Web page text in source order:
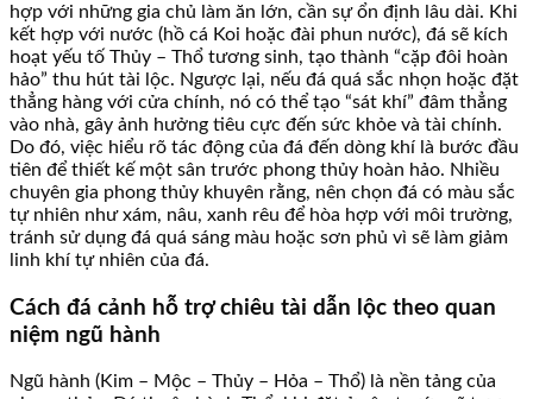
hợp với những gia chủ làm ăn lớn, cần sự ổn định lâu dài. Khi
kết hợp với nước (hồ cá Koi hoặc đài phun nước), đá sẽ kích
hoạt yếu tố Thủy – Thổ tương sinh, tạo thành “cặp đôi hoàn
hảo” thu hút tài lộc. Ngược lại, nếu đá quá sắc nhọn hoặc đặt
thẳng hàng với cửa chính, nó có thể tạo “sát khí” đâm thẳng
vào nhà, gây ảnh hưởng tiêu cực đến sức khỏe và tài chính.
Do đó, việc hiểu rõ tác động của đá đến dòng khí là bước đầu
tiên để thiết kế một sân trước phong thủy hoàn hảo. Nhiều
chuyên gia phong thủy khuyên rằng, nên chọn đá có màu sắc
tự nhiên như xám, nâu, xanh rêu để hòa hợp với môi trường,
tránh sử dụng đá quá sáng màu hoặc sơn phủ vì sẽ làm giảm
linh khí tự nhiên của đá.
Cách đá cảnh hỗ trợ chiêu tài dẫn lộc theo quan
niệm ngũ hành
Ngũ hành (Kim – Mộc – Thủy – Hỏa – Thổ) là nền tảng của